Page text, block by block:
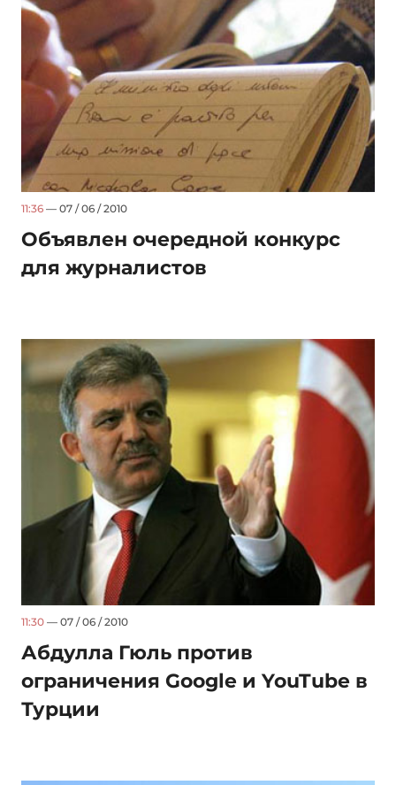
11:36 — 07 / 06 / 2010
Объявлен очередной конкурс
для журналистов
11:30 — 07 / 06 / 2010
Абдулла Гюль против
ограничения Google и YouTube в
Турции